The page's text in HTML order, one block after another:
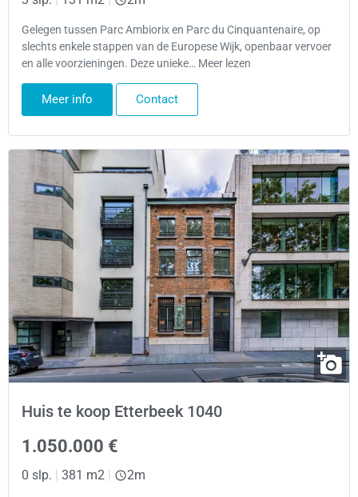
Gelegen tussen Parc Ambiorix en Parc du Cinquantenaire, op
slechts enkele stappen van de Europese Wijk, openbaar vervoer
en alle voorzieningen. Deze unieke… Meer lezen
Meer info Contact
Huis te koop Etterbeek 1040
1.050.000 €
0 slp. | 381 m2 | 2m